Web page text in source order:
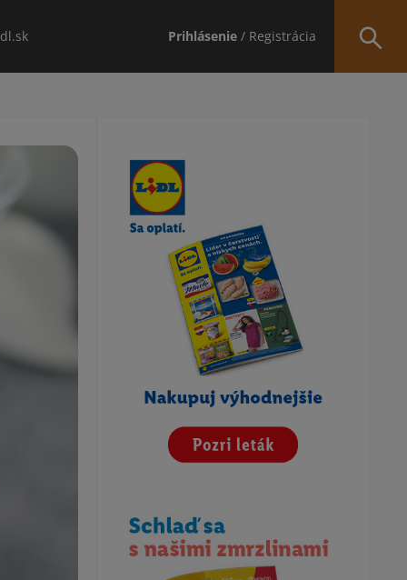
Prihlásenie / Registrácia
Obsah bočného panela